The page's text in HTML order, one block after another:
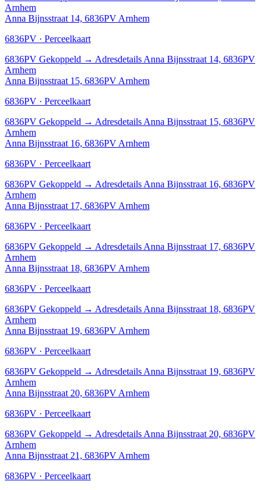
Arnhem
Anna Bijnsstraat 14, 6836PV Arnhem
6836PV · Perceelkaart
6836PV Gekoppeld → Adresdetails Anna Bijnsstraat 14, 6836PV
Arnhem
Anna Bijnsstraat 15, 6836PV Arnhem
6836PV · Perceelkaart
6836PV Gekoppeld → Adresdetails Anna Bijnsstraat 15, 6836PV
Arnhem
Anna Bijnsstraat 16, 6836PV Arnhem
6836PV · Perceelkaart
6836PV Gekoppeld → Adresdetails Anna Bijnsstraat 16, 6836PV
Arnhem
Anna Bijnsstraat 17, 6836PV Arnhem
6836PV · Perceelkaart
6836PV Gekoppeld → Adresdetails Anna Bijnsstraat 17, 6836PV
Arnhem
Anna Bijnsstraat 18, 6836PV Arnhem
6836PV · Perceelkaart
6836PV Gekoppeld → Adresdetails Anna Bijnsstraat 18, 6836PV
Arnhem
Anna Bijnsstraat 19, 6836PV Arnhem
6836PV · Perceelkaart
6836PV Gekoppeld → Adresdetails Anna Bijnsstraat 19, 6836PV
Arnhem
Anna Bijnsstraat 20, 6836PV Arnhem
6836PV · Perceelkaart
6836PV Gekoppeld → Adresdetails Anna Bijnsstraat 20, 6836PV
Arnhem
Anna Bijnsstraat 21, 6836PV Arnhem
6836PV · Perceelkaart